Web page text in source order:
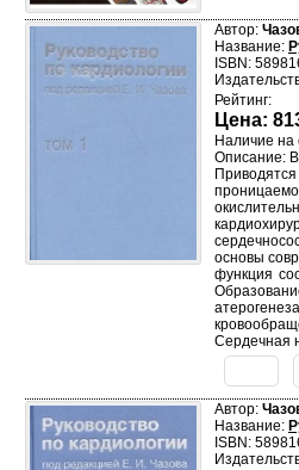
Автор:
Название:
ISBN:
Рейтинг:
Цена:
Наличие на
Описание:
основы
функция
Сердечная
Автор:
Название:
ISBN: